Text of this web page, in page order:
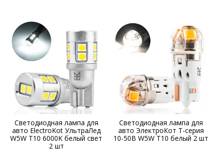
Светодиодная лампа для
авто ElectroKot УльтраЛед
W5W T10 6000K белый свет
2 шт
Светодиодная лампа для
авто ЭлектроКот Т-серия
10-50В W5W T10 белый 2 шт